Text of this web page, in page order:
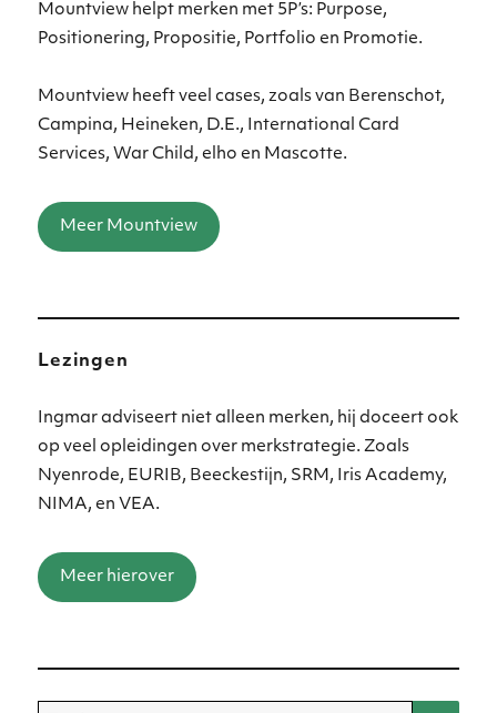
Mountview helpt merken met 5P’s: Purpose,
Positionering, Propositie, Portfolio en Promotie.
Mountview heeft veel cases, zoals van Berenschot,
Campina, Heineken, D.E., International Card
Services, War Child, elho en Mascotte.
Meer Mountview
Lezingen
Ingmar adviseert niet alleen merken, hij doceert ook
op veel opleidingen over merkstrategie. Zoals
Nyenrode, EURIB, Beeckestijn, SRM, Iris Academy,
NIMA, en VEA.
Meer hierover